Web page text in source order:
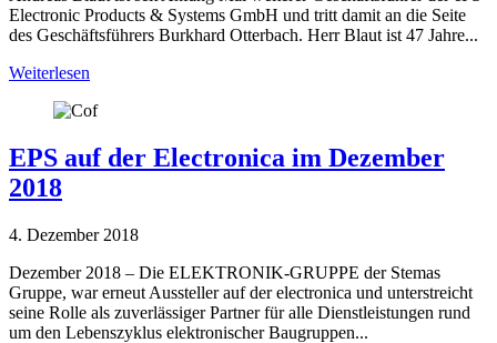
Electronic Products & Systems GmbH und tritt damit an die Seite
des Geschäftsführers Burkhard Otterbach. Herr Blaut ist 47 Jahre...
Weiterlesen
EPS auf der Electronica im Dezember
2018
4. Dezember 2018
Dezember 2018 – Die ELEKTRONIK-GRUPPE der Stemas
Gruppe, war erneut Aussteller auf der electronica und unterstreicht
seine Rolle als zuverlässiger Partner für alle Dienstleistungen rund
um den Lebenszyklus elektronischer Baugruppen...